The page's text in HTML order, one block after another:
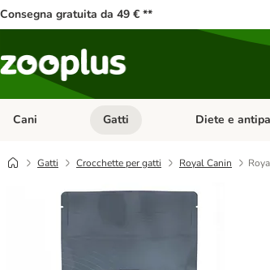
Consegna gratuita da 49 € **
Cani Apri Menu Categoria: Cani
Gatti Apri Menu
Diete e
Gatti Crocchette per gatti Royal Canin